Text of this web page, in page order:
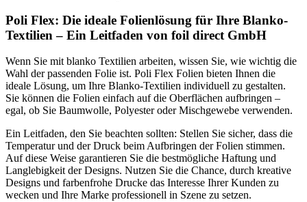
Poli Flex: Die ideale Folienlösung für Ihre Blanko-
Textilien – Ein Leitfaden von foil direct GmbH
Wenn Sie mit blanko Textilien arbeiten, wissen Sie, wie wichtig die
Wahl der passenden Folie ist. Poli Flex Folien bieten Ihnen die
ideale Lösung, um Ihre Blanko-Textilien individuell zu gestalten.
Sie können die Folien einfach auf die Oberflächen aufbringen –
egal, ob Sie Baumwolle, Polyester oder Mischgewebe verwenden.
Ein Leitfaden, den Sie beachten sollten: Stellen Sie sicher, dass die
Temperatur und der Druck beim Aufbringen der Folien stimmen.
Auf diese Weise garantieren Sie die bestmögliche Haftung und
Langlebigkeit der Designs. Nutzen Sie die Chance, durch kreative
Designs und farbenfrohe Drucke das Interesse Ihrer Kunden zu
wecken und Ihre Marke professionell in Szene zu setzen.